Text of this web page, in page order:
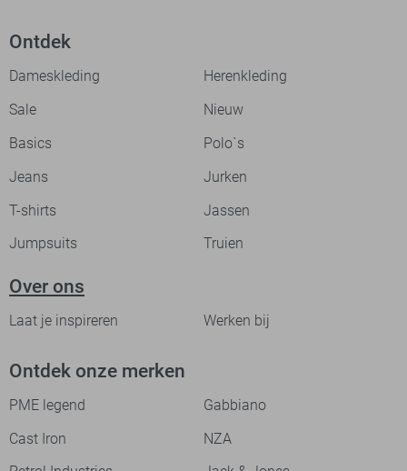
Ontdek
Dameskleding
Herenkleding
Sale
Nieuw
Basics
Polo`s
Jeans
Jurken
T-shirts
Jassen
Jumpsuits
Truien
Over ons
Laat je inspireren Werken bij
Ontdek onze merken
PME legend
Gabbiano
Cast Iron
NZA